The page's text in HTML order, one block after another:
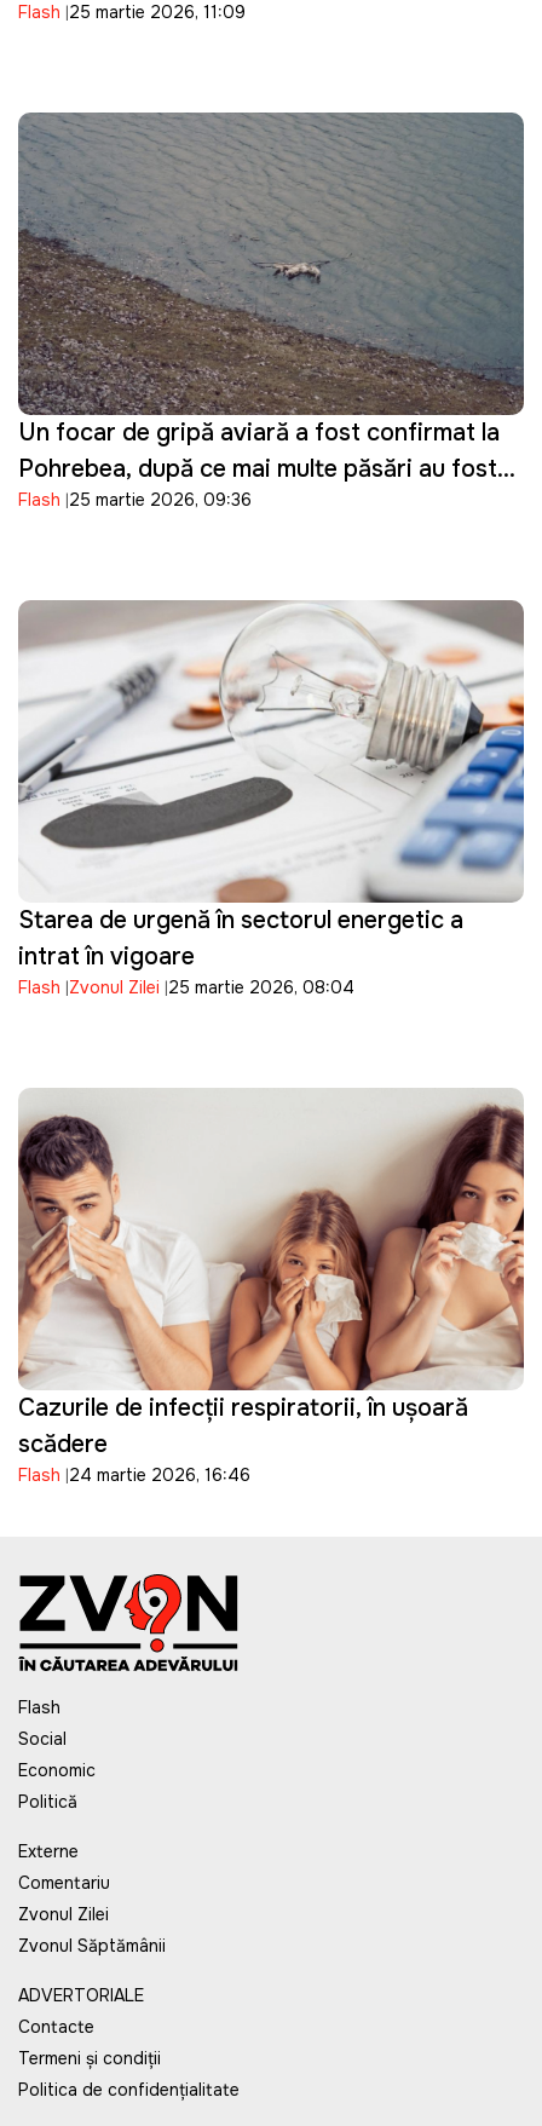
ASP
Flash 25 martie 2026, 11:09
Un focar de gripă aviară a fost confirmat la
Pohrebea, după ce mai multe păsări au fost
descoperite moarte pe Nistru
Flash 25 martie 2026, 09:36
Starea de urgență în sectorul energetic a
intrat în vigoare
Flash Zvonul Zilei 25 martie 2026, 08:04
Cazurile de infecții respiratorii, în ușoară
scădere
Flash 24 martie 2026, 16:46
Flash
Social
Economic
Politică
Externe
Comentariu
Zvonul Zilei
Zvonul Săptămânii
ADVERTORIALE
Contacte
Termeni și condiții
Politica de confidențialitate